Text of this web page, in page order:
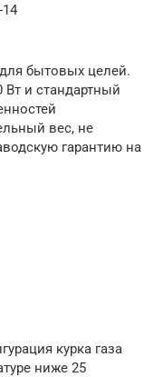
бытовых целей.
и стандартный
вес, не
гарантию на
курка газа
ниже 25